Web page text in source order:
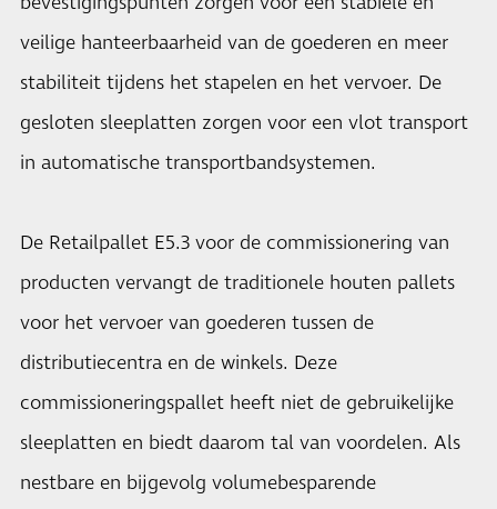
veilige hanteerbaarheid van de goederen en meer
stabiliteit tijdens het stapelen en het vervoer. De
gesloten sleeplatten zorgen voor een vlot transport
in automatische transportbandsystemen.
De Retailpallet E5.3 voor de commissionering van
producten vervangt de traditionele houten pallets
voor het vervoer van goederen tussen de
distributiecentra en de winkels. Deze
commissioneringspallet heeft niet de gebruikelijke
sleeplatten en biedt daarom tal van voordelen. Als
nestbare en bijgevolg volumebesparende